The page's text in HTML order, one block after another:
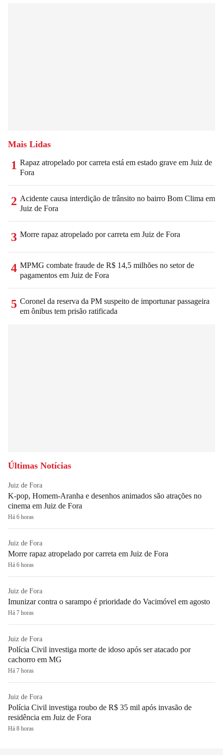
Mais Lidas
1 Rapaz atropelado por carreta está em estado grave em Juiz de
Fora
2 Acidente causa interdição de trânsito no bairro Bom Clima em
Juiz de Fora
3 Morre rapaz atropelado por carreta em Juiz de Fora
4 MPMG combate fraude de R$ 14,5 milhões no setor de
pagamentos em Juiz de Fora
5 Coronel da reserva da PM suspeito de importunar passageira
em ônibus tem prisão ratificada
Últimas Notícias
Juiz de Fora
K-pop, Homem-Aranha e desenhos animados são atrações no
cinema em Juiz de Fora
Há 6 horas
Juiz de Fora
Morre rapaz atropelado por carreta em Juiz de Fora
Há 6 horas
Juiz de Fora
Imunizar contra o sarampo é prioridade do Vacimóvel em agosto
Há 7 horas
Juiz de Fora
Polícia Civil investiga morte de idoso após ser atacado por
cachorro em MG
Há 7 horas
Juiz de Fora
Polícia Civil investiga roubo de R$ 35 mil após invasão de
residência em Juiz de Fora
Há 8 horas